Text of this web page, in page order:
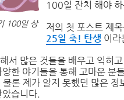
100일 상
100일 잔치 해야
저의 첫 포스트 제
25일 축! 탄생 이라
서 많은 것들을 배우고 익히
한 야기들을 통해 고마운 분
론 제가 알지 못했던 많은 정
았습니다.